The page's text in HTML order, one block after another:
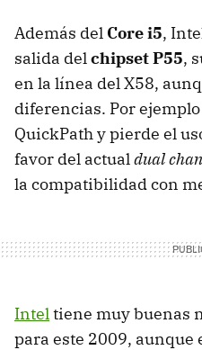
Además del Core i5,
salida delchipset P55,
en la línea del X58,
diferencias. Por
QuickPath y pierde el
favor del actualdual
la compatibilidad con
Inteltiene muy buenas
para este 2009, aunque